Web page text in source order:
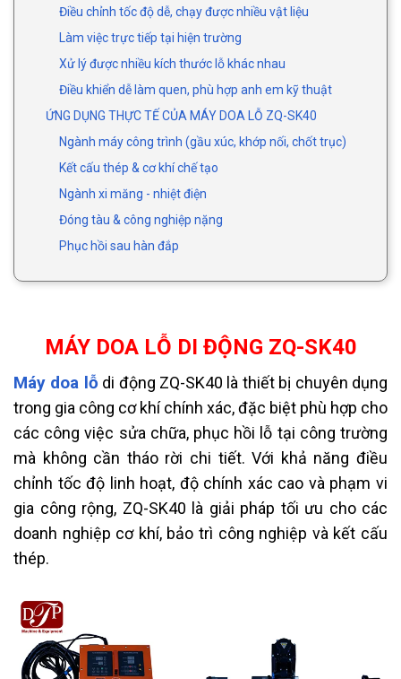
Điều chỉnh tốc độ dễ, chạy được nhiều vật liệu
Làm việc trực tiếp tại hiện trường
Xử lý được nhiều kích thước lỗ khác nhau
Điều khiển dễ làm quen, phù hợp anh em kỹ thuật
ỨNG DỤNG THỰC TẾ CỦA MÁY DOA LỖ ZQ-SK40
Ngành máy công trình (gầu xúc, khớp nối, chốt trục)
Kết cấu thép & cơ khí chế tạo
Ngành xi măng - nhiệt điện
Đóng tàu & công nghiệp nặng
Phục hồi sau hàn đắp
MÁY DOA LỖ DI ĐỘNG ZQ-SK40
Máy doa lỗ di động ZQ-SK40 là thiết bị chuyên dụng
trong gia công cơ khí chính xác, đặc biệt phù hợp cho
các công việc sửa chữa, phục hồi lỗ tại công trường
mà không cần tháo rời chi tiết. Với khả năng điều
chỉnh tốc độ linh hoạt, độ chính xác cao và phạm vi
gia công rộng, ZQ-SK40 là giải pháp tối ưu cho các
doanh nghiệp cơ khí, bảo trì công nghiệp và kết cấu
thép.